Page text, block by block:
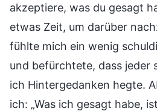
akzeptiere, was du gesagt
etwas Zeit, um darüber
fühlte mich ein wenig
und befürchtete, dass jeder
ich Hintergedanken hegte.
ich: „Was ich gesagt habe,